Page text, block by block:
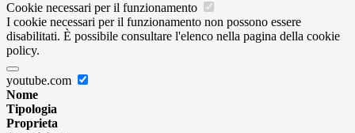
Cookie necessari per il funzionamento
I cookie necessari per il funzionamento non possono essere
disabilitati. È possibile consultare l'elenco nella pagina della cookie
policy.
youtube.com
Nome
Tipologia
Proprieta